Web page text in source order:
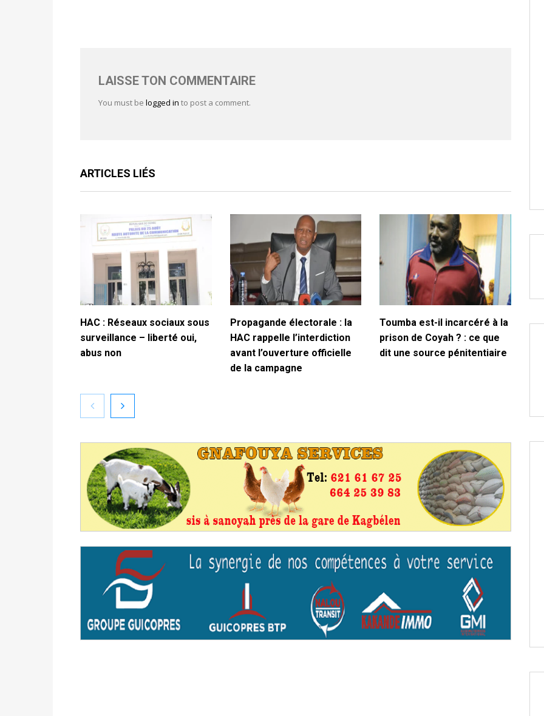
LAISSE TON COMMENTAIRE
You must be logged in to post a comment.
ARTICLES LIÉS
HAC : Réseaux sociaux sous
surveillance – liberté oui,
abus non
Propagande électorale : la
HAC rappelle l’interdiction
avant l’ouverture officielle
de la campagne
Toumba est-il incarcéré à la
prison de Coyah ? : ce que
dit une source pénitentiaire